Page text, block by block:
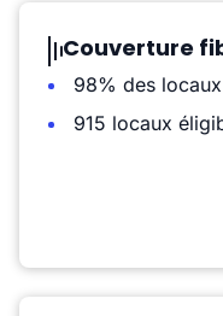
Couverture
98% des
915 locaux